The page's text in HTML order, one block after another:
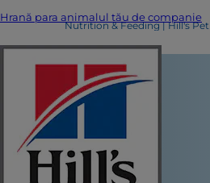
Hrană para animalul tău de companie
Nutrition & Feeding | Hill's Pet